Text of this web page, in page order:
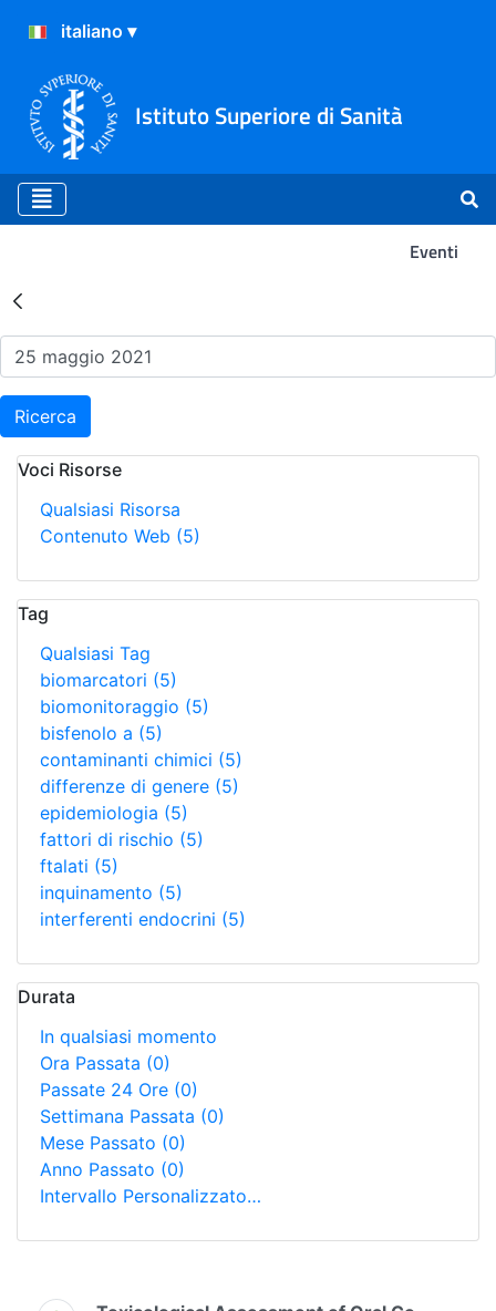
Istituto Superiore di Sanità
Eventi
Risultati della Ricerca -
Ricerca
Voci Risorse
Qualsiasi Risorsa
Contenuto Web (5)
Tag
Qualsiasi Tag
biomarcatori (5)
biomonitoraggio (5)
bisfenolo a (5)
contaminanti chimici (5)
differenze di genere (5)
epidemiologia (5)
fattori di rischio (5)
ftalati (5)
inquinamento (5)
interferenti endocrini (5)
Durata
In qualsiasi momento
Ora Passata (0)
Passate 24 Ore (0)
Settimana Passata (0)
Mese Passato (0)
Anno Passato (0)
Intervallo Personalizzato…
Ricerca